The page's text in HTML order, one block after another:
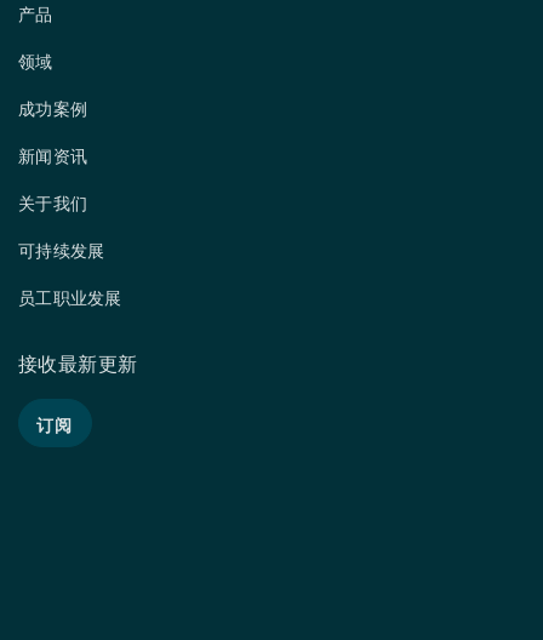
产品
领域
成功案例
新闻资讯
关于我们
可持续发展
员工职业发展
接收最新更新
订阅